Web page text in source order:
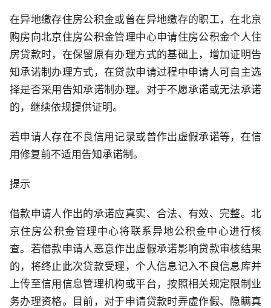
在异地缴存住房公积金或曾在异地缴存的职工，在北京
购房向北京住房公积金管理中心申请住房公积金个人住
房贷款时，在保留原有办理方式的基础上，增加证明告
知承诺制办理方式，在贷款申请过程中申请人可自主选
择是否采用告知承诺制办理。对于不愿承诺或无法承诺
的，继续依规提供证明。
若申请人存在不良信用记录或曾作出虚假承诺等，在信
用修复前不适用告知承诺制。
提示
借款申请人作出的承诺应真实、合法、有效、完整。北
京住房公积金管理中心将联系异地公积金中心进行核
查。若借款申请人恶意作出虚假承诺影响贷款审核结果
的，将终止此次贷款受理，个人信息记入不良信息库并
上传至信用信息管理机构或平台，按照相关规定限制业
务办理资格。目前，对于申请贷款时弄虚作假、隐瞒真